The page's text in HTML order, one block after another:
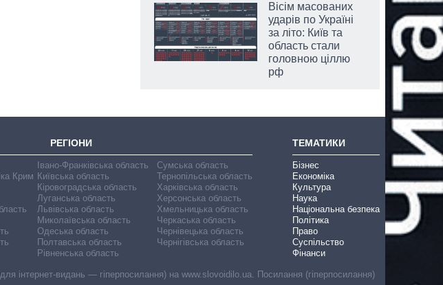
Вісім масованих
ударів по Україні
за літо: Київ та
область стали
головною ціллю
рф
РЕГІОНИ
Крим
Івано-Франківська область
Київська область
Кіровоградська область
Луганська область
Львівська область
Миколаївська область
Одеська область
Полтавська область
Рівненська область
Сумська область
Тернопільська область
Харківська область
Херсонська область
Хмельницька область
Черкаська область
Чернівецька область
Чернігівська область
ТЕМАТИКИ
Бізнес
Економіка
Культура
Наука
Національна безпека
Політика
Право
Суспільство
Фінанси
інтернет-видань — гіперпосилання) на www.slovoidilo.ua. Посилання (гіперпосилання)